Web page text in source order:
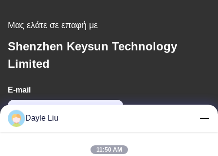
Μας ελάτε σε επαφή με
Shenzhen Keysun Technology
Limited
E-mail
Dayle Liu
11:50 AM